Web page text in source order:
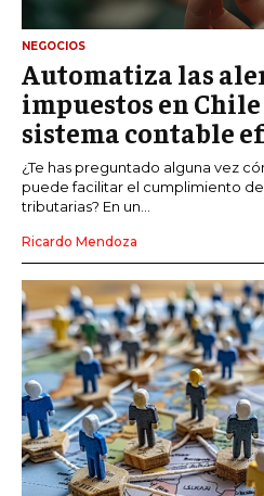
NEGOCIOS
Automatiza las
impuestos en
sistema contable
¿Te has preguntado alguna vez
puede facilitar el cumplimiento
tributarias? En un...
Ricardo Mendoza